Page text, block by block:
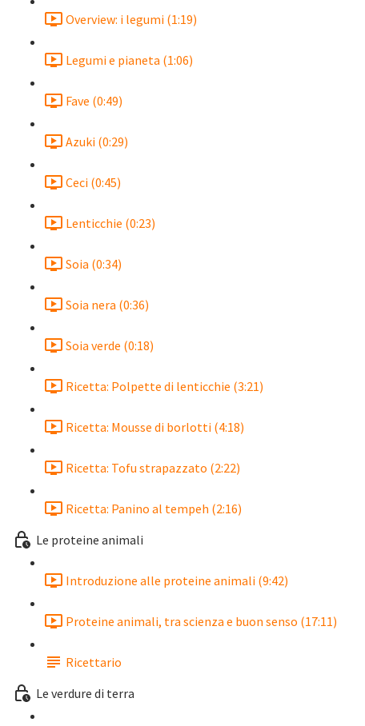
Overview: i legumi (1:19)
Legumi e pianeta (1:06)
Fave (0:49)
Azuki (0:29)
Ceci (0:45)
Lenticchie (0:23)
Soia (0:34)
Soia nera (0:36)
Soia verde (0:18)
Ricetta: Polpette di lenticchie (3:21)
Ricetta: Mousse di borlotti (4:18)
Ricetta: Tofu strapazzato (2:22)
Ricetta: Panino al tempeh (2:16)
Le proteine animali
Introduzione alle proteine animali (9:42)
Proteine animali, tra scienza e buon senso (17:11)
Ricettario
Le verdure di terra